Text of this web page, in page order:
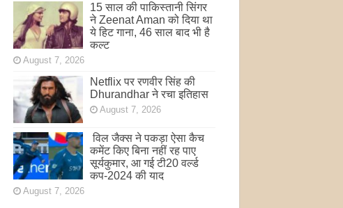
15 साल की पाकिस्तानी सिंगर
ने Zeenat Aman को दिया था
ये हिट गाना, 46 साल बाद भी है
कल्ट
August 7, 2026
Netflix पर रणवीर सिंह की
Dhurandhar ने रचा इतिहास
August 7, 2026
विल जैक्स ने पकड़ा ऐसा कैच
कमेंट किए बिना नहीं रह पाए
सूर्यकुमार, आ गई टी20 वर्ल्ड
कप-2024 की याद
August 7, 2026